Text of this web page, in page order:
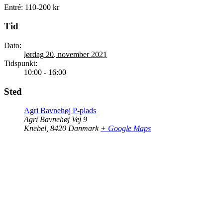
Entré: 110-200 kr
Tid
Dato:
lørdag 20. november 2021
Tidspunkt:
10:00 - 16:00
Sted
Agri Bavnehøj P-plads
Agri Bavnehøj Vej 9
Knebel 8420 Danmark + Google Maps